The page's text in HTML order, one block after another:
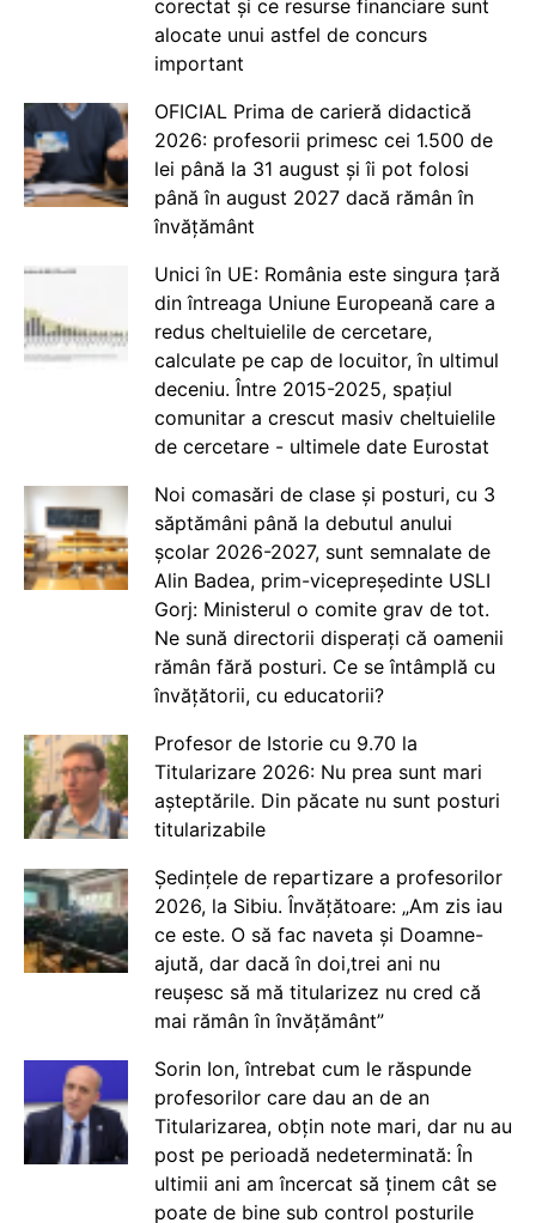
corectat și ce resurse financiare sunt
alocate unui astfel de concurs
important
OFICIAL Prima de carieră didactică
2026: profesorii primesc cei 1.500 de
lei până la 31 august și îi pot folosi
până în august 2027 dacă rămân în
învățământ
Unici în UE: România este singura țară
din întreaga Uniune Europeană care a
redus cheltuielile de cercetare,
calculate pe cap de locuitor, în ultimul
deceniu. Între 2015-2025, spațiul
comunitar a crescut masiv cheltuielile
de cercetare - ultimele date Eurostat
Noi comasări de clase și posturi, cu 3
săptămâni până la debutul anului
școlar 2026-2027, sunt semnalate de
Alin Badea, prim-vicepreședinte USLI
Gorj: Ministerul o comite grav de tot.
Ne sună directorii disperați că oamenii
rămân fără posturi. Ce se întâmplă cu
învățătorii, cu educatorii?
Profesor de Istorie cu 9.70 la
Titularizare 2026: Nu prea sunt mari
așteptările. Din păcate nu sunt posturi
titularizabile
Ședințele de repartizare a profesorilor
2026, la Sibiu. Învățătoare: „Am zis iau
ce este. O să fac naveta și Doamne-
ajută, dar dacă în doi,trei ani nu
reușesc să mă titularizez nu cred că
mai rămân în învățământ”
Sorin Ion, întrebat cum le răspunde
profesorilor care dau an de an
Titularizarea, obțin note mari, dar nu au
post pe perioadă nedeterminată: În
ultimii ani am încercat să ținem cât se
poate de bine sub control posturile